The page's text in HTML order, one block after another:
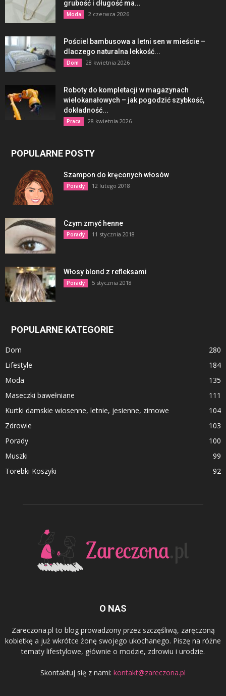
grubość i długość ma...
Moda 2 czerwca 2026
Pościel bambusowa a letni sen w mieście –
dlaczego naturalna lekkość...
Dom 28 kwietnia 2026
Roboty do kompletacji w magazynach
wielokanałowych – jak pogodzić szybkość,
dokładność...
Praca 28 kwietnia 2026
POPULARNE POSTY
Szampon do kręconych włosów
Porady 12 lutego 2018
Czym zmyć henne
Porady 11 stycznia 2018
Włosy blond z refleksami
Porady 5 stycznia 2018
POPULARNE KATEGORIE
Dom
280
Lifestyle
184
Moda
135
Maseczki bawełniane
111
Kurtki damskie wiosenne, letnie, jesienne, zimowe
104
Zdrowie
103
Porady
100
Muszki
99
Torebki Koszyki
92
O NAS
Zareczona.pl to blog prowadzony przez szczęśliwą, zaręczoną
kobietkę a już wkrótce żonę swojego ukochanego. Piszę na różne
tematy lifestylowe, głównie o modzie, zdrowiu i urodzie.
Skontaktuj się z nami: kontakt@zareczona.pl